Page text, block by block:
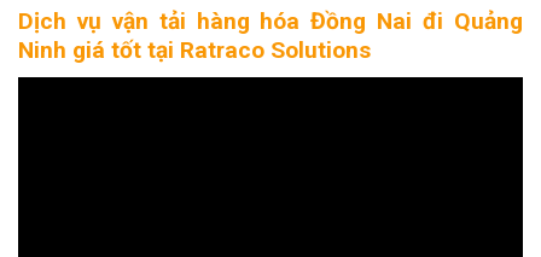
Dịch vụ vận tải hàng hóa Đồng Nai đi Quảng
Ninh giá tốt tại Ratraco Solutions